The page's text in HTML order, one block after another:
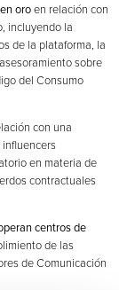
oroen relación con
incluyendo la
de la plataforma, la
sobre
del Consumo
con una
en materia de
contractuales
centros de
de las
de Comunicación